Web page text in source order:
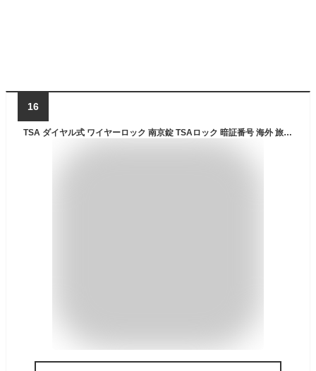
16
TSA ダイヤル式 ワイヤーロック 南京錠 TSAロック 暗証番号 海外 旅行 空港 検査 鍵 盗難防止 スーツケース キャリーケース PR-TSALOCK【メール便対応】